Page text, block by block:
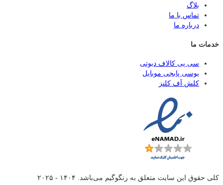
بلاگ
تماس با ما
درباره ما
خدمات ما
سی پی کالاف دیوتی
یوسی پابجی موبایل
کلش آف کلنز
کلی حقوق این سایت متعلق به رنگوگیم می‌باشد. ۱۴۰۴ - ۲۰۲۵